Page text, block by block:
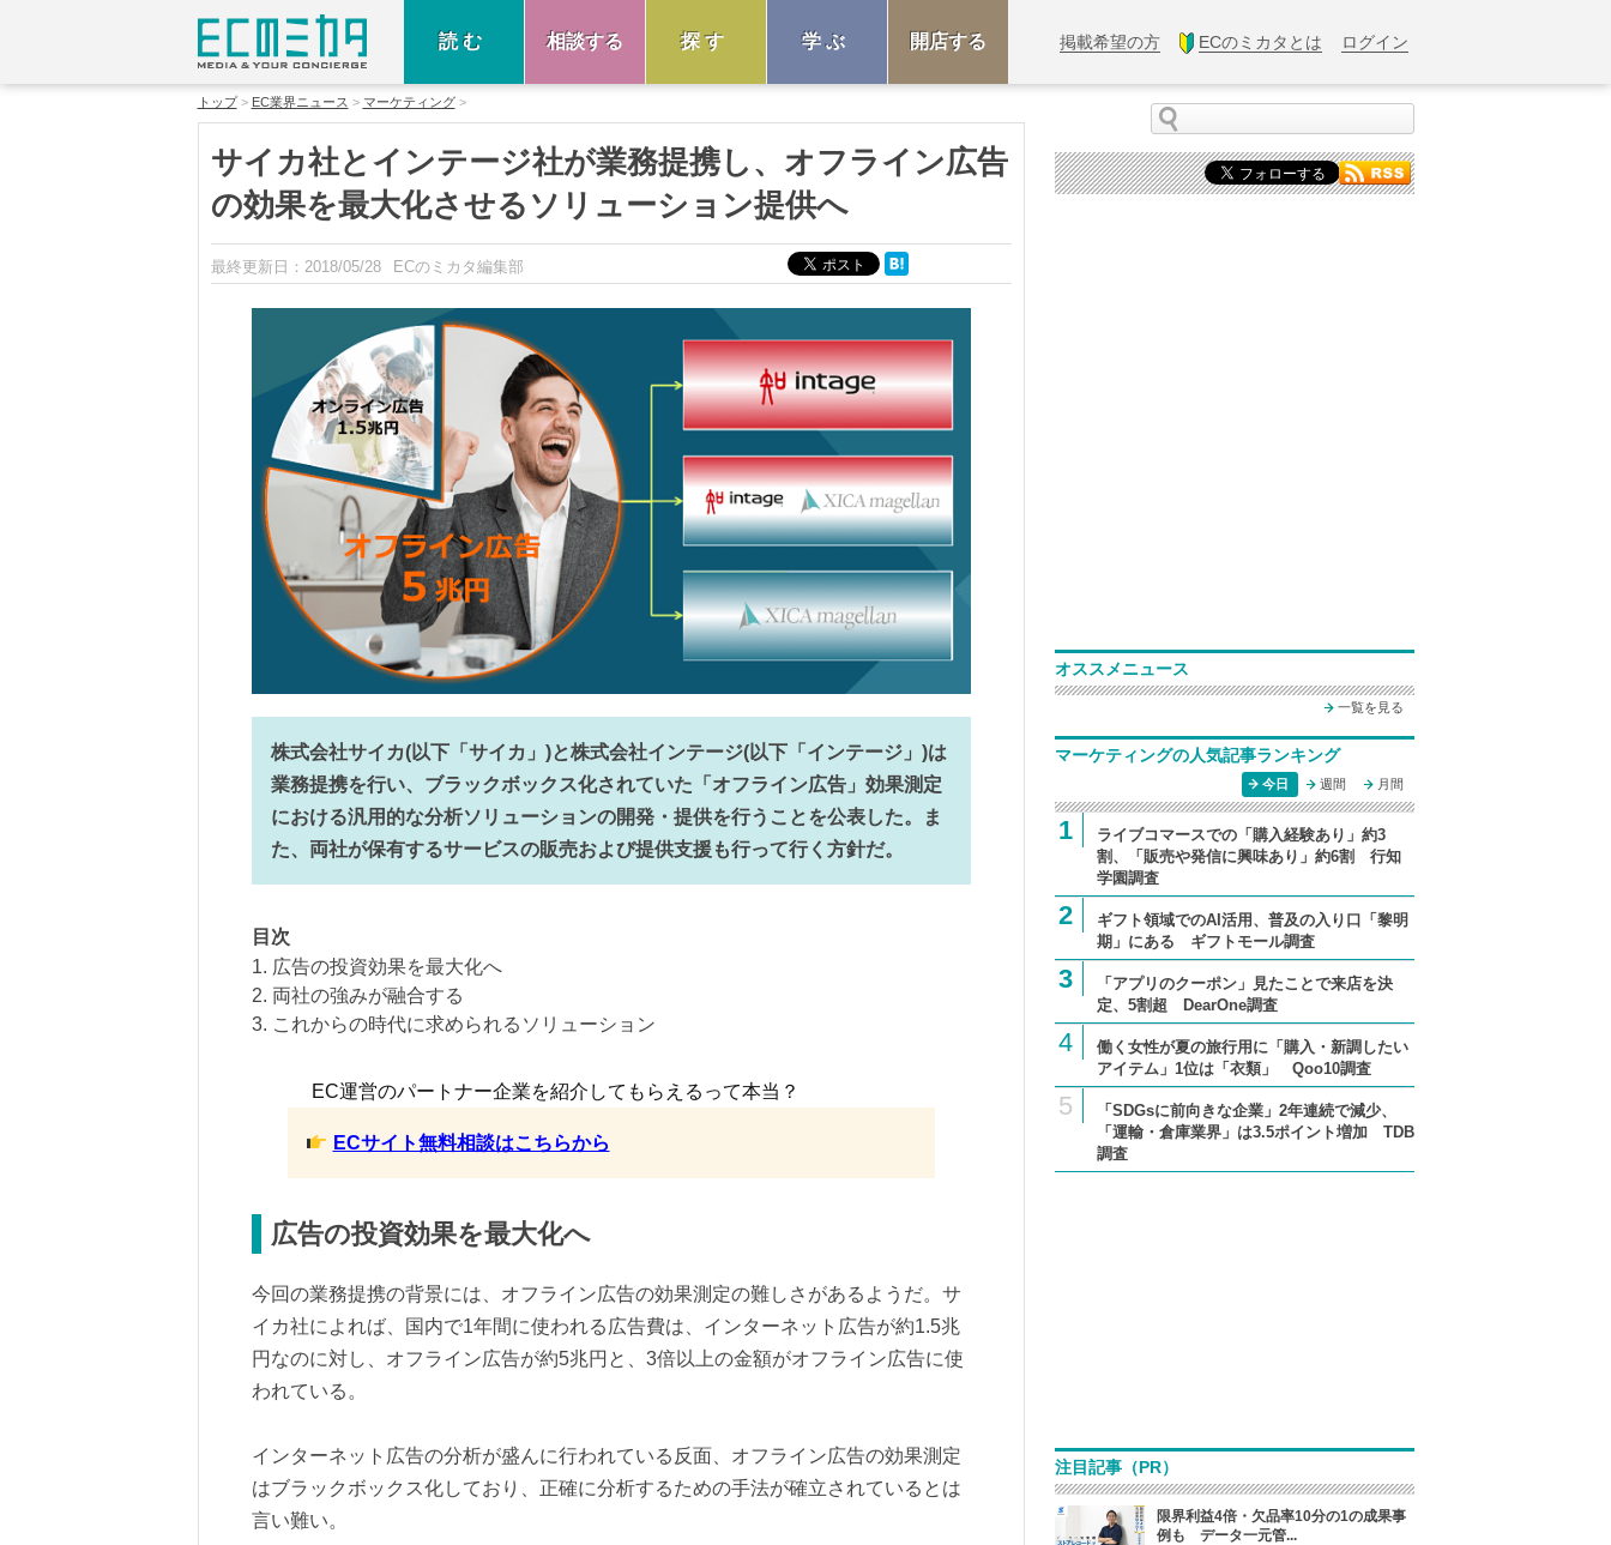
読む 相談する 探す 学ぶ 開店する 掲載希望の方 ECのミカタとは ログイン
トップ EC業界ニュース マーケティング
サイカ社とインテージ社が業務提携し、オフライン広告
の効果を最大化させるソリューション提供へ
最終更新日： 2018/05/28 ECのミカタ編集部
株式会社サイカ(以下「サイカ」)と株式会社インテージ(以下「インテージ」)は
業務提携を行い、ブラックボックス化されていた「オフライン広告」効果測定
における汎用的な分析ソリューションの開発・提供を行うことを公表した。ま
た、両社が保有するサービスの販売および提供支援も行って行く方針だ。
目次
1. 広告の投資効果を最大化へ
2. 両社の強みが融合する
3. これからの時代に求められるソリューション
EC運営のパートナー企業を紹介してもらえるって本当？
ECサイト無料相談はこちらから
広告の投資効果を最大化へ
今回の業務提携の背景には、オフライン広告の効果測定の難しさがあるようだ。サ
イカ社によれば、国内で1年間に使われる広告費は、インターネット広告が約1.5兆
円なのに対し、オフライン広告が約5兆円と、3倍以上の金額がオフライン広告に使
われている。
インターネット広告の分析が盛んに行われている反面、オフライン広告の効果測定
はブラックボックス化しており、正確に分析するための手法が確立されているとは
言い難い。
オススメニュース
一覧を見る
マーケティングの人気記事ランキング
今日 週間 月間
1
ライブコマースでの「購入経験あり」約3
割、「販売や発信に興味あり」約6割 行知
学園調査
2
ギフト領域でのAI活用、普及の入り口「黎明
期」にある ギフトモール調査
3
「アプリのクーポン」見たことで来店を決
定、5割超 DearOne調査
4
働く女性が夏の旅行用に「購入・新調したい
アイテム」1位は「衣類」 Qoo10調査
5
「SDGsに前向きな企業」2年連続で減少、
「運輸・倉庫業界」は3.5ポイント増加 TDB
調査
注目記事（PR）
限界利益4倍・欠品率10分の1の成果事
例も データ一元管...